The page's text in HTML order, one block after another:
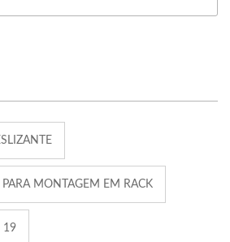
MONTAGEM EM RACK
19